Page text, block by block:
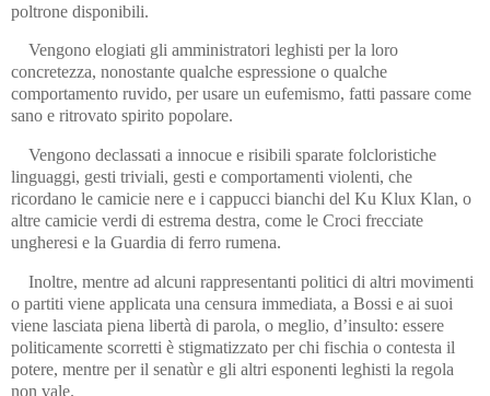
poltrone disponibili.
Vengono elogiati gli amministratori leghisti per la loro
concretezza, nonostante qualche espressione o qualche
comportamento ruvido, per usare un eufemismo, fatti passare come
sano e ritrovato spirito popolare.
Vengono declassati a innocue e risibili sparate folcloristiche
linguaggi, gesti triviali, gesti e comportamenti violenti, che
ricordano le camicie nere e i cappucci bianchi del Ku Klux Klan, o
altre camicie verdi di estrema destra, come le Croci frecciate
ungheresi e la Guardia di ferro rumena.
Inoltre, mentre ad alcuni rappresentanti politici di altri movimenti
o partiti viene applicata una censura immediata, a Bossi e ai suoi
viene lasciata piena libertà di parola, o meglio, d’insulto: essere
politicamente scorretti è stigmatizzato per chi fischia o contesta il
potere, mentre per il senatùr e gli altri esponenti leghisti la regola
non vale.